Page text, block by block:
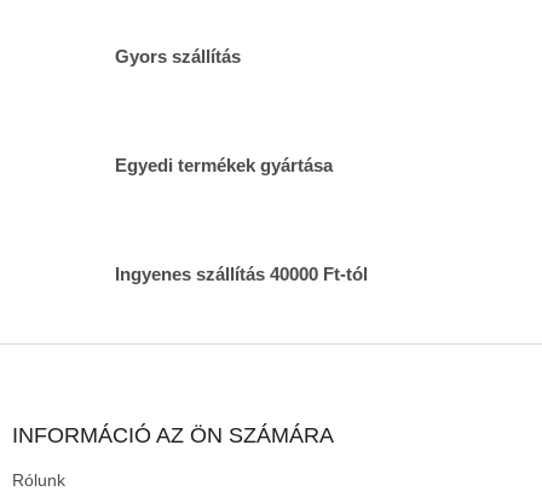
e
Gyors szállítás
Egyedi termékek gyártása
Ingyenes szállítás 40000 Ft-tól
INFORMÁCIÓ AZ ÖN SZÁMÁRA
Rólunk